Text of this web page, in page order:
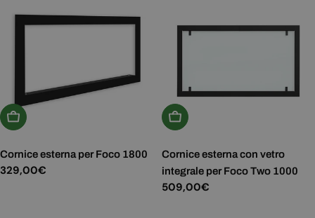
Aggiungi Al Carrello
Cornice esterna per Foco 1800
Prezzo
329,00€
Aggiungi Al Carrello
Cornice esterna con vetro
integrale per Foco Two 1000
Prezzo
509,00€